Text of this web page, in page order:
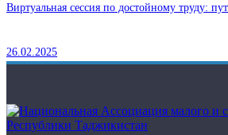
Виртуальная сессия по достойному труду:
26.02.2025